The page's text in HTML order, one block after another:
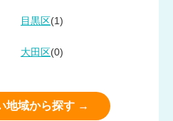
目黒区 (1)
大田区 (0)
地域から探す →